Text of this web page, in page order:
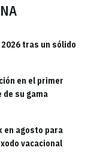
tras un sólido
en el primer
de su gama
en agosto para
vacacional